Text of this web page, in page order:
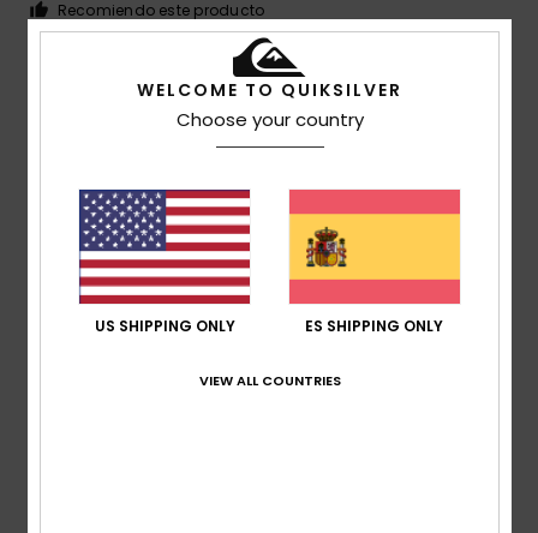
Recomiendo este producto
4/5
Nicolas8. julio 2026
Son menos cómodas que las Rivi Slide, ¡pero están bien de
todos modos!
Mostrar original - Français
Comodidad: 4/5 Relación calidad-precio
Recomiendo este producto
WELCOME TO QUIKSILVER
Choose your country
US SHIPPING ONLY ES SHIPPING ONLY
VIEW ALL COUNTRIES